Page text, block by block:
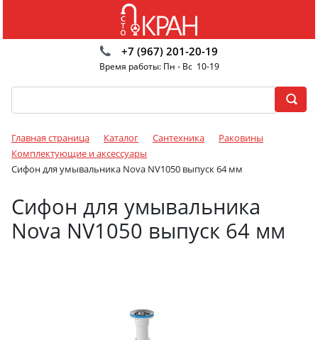
+7 (967) 201-20-19
Время работы: Пн - Вс 10-19
Главная страница Каталог Сантехника
Раковины
Комплектующие и аксессуары
Сифон для умывальника Nova NV1050 выпуск 64 мм
Сифон для умывальника
Nova NV1050 выпуск 64 мм